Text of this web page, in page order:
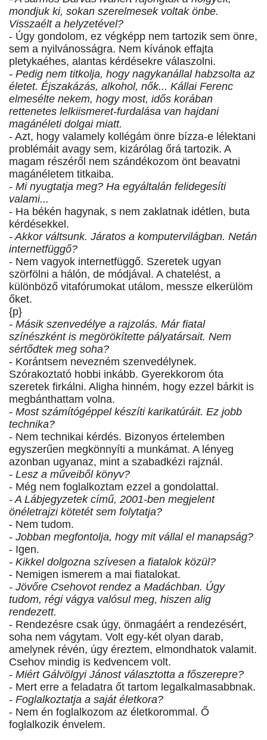
mondjuk ki, sokan szerelmesek voltak önbe.
Visszaélt a helyzetével?
- Úgy gondolom, ez végképp nem tartozik sem önre,
sem a nyilvánosságra. Nem kívánok effajta
pletykaéhes, alantas kérdésekre válaszolni.
- Pedig nem titkolja, hogy nagykanállal habzsolta az
életet. Éjszakázás, alkohol, nők... Kállai Ferenc
elmesélte nekem, hogy most, idős korában
rettenetes lelkiismeret-furdalása van hajdani
magánéleti dolgai miatt.
- Azt, hogy valamely kollégám önre bízza-e lélektani
problémáit avagy sem, kizárólag őrá tartozik. A
magam részéről nem szándékozom önt beavatni
magánéletem titkaiba.
- Mi nyugtatja meg? Ha egyáltalán felidegesíti
valami...
- Ha békén hagynak, s nem zaklatnak idétlen, buta
kérdésekkel.
- Akkor váltsunk. Járatos a komputervilágban. Netán
internetfüggő?
- Nem vagyok internetfüggő. Szeretek ugyan
szörfölni a hálón, de módjával. A chatelést, a
különböző vitafórumokat utálom, messze elkerülöm
őket.
{p}
- Másik szenvedélye a rajzolás. Már fiatal
színészként is megörökítette pályatársait. Nem
sértődtek meg soha?
- Korántsem nevezném szenvedélynek.
Szórakoztató hobbi inkább. Gyerekkorom óta
szeretek firkálni. Aligha hinném, hogy ezzel bárkit is
megbánthattam volna.
- Most számítógéppel készíti karikatúráit. Ez jobb
technika?
- Nem technikai kérdés. Bizonyos értelemben
egyszerűen megkönnyíti a munkámat. A lényeg
azonban ugyanaz, mint a szabadkézi rajznál.
- Lesz a műveiből könyv?
- Még nem foglalkoztam ezzel a gondolattal.
- A Lábjegyzetek című, 2001-ben megjelent
önéletrajzi kötetét sem folytatja?
- Nem tudom.
- Jobban megfontolja, hogy mit vállal el manapság?
- Igen.
- Kikkel dolgozna szívesen a fiatalok közül?
- Nemigen ismerem a mai fiatalokat.
- Jövőre Csehovot rendez a Madáchban. Úgy
tudom, régi vágya valósul meg, hiszen alig
rendezett.
- Rendezésre csak úgy, önmagáért a rendezésért,
soha nem vágytam. Volt egy-két olyan darab,
amelynek révén, úgy éreztem, elmondhatok valamit.
Csehov mindig is kedvencem volt.
- Miért Gálvölgyi Jánost választotta a főszerepre?
- Mert erre a feladatra őt tartom legalkalmasabbnak.
- Foglalkoztatja a saját életkora?
- Nem én foglalkozom az életkorommal. Ő
foglalkozik énvelem.